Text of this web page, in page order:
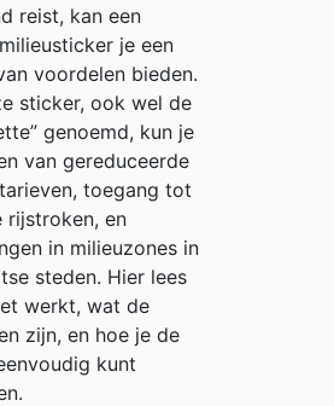
reist, kan een
je een
voordelen bieden.
sticker, ook wel de
genoemd, kun je
van gereduceerde
toegang tot
rijstroken, en
in milieuzones in
steden. Hier lees
werkt, wat de
zijn, en hoe je de
kunt